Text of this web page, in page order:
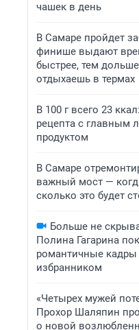
чашек в день
В Самаре пройдет
финише выдают
быстрее, тем дольше
отдыхаешь в термах
В 100 г всего 23
рецепта с главным
продуктом
В Самаре
важный мост —
сколько это будет
Больше не
Полина Гагарина
романтичные
избранником
«Четырех мужей
Прохор Шаляпин
о новой